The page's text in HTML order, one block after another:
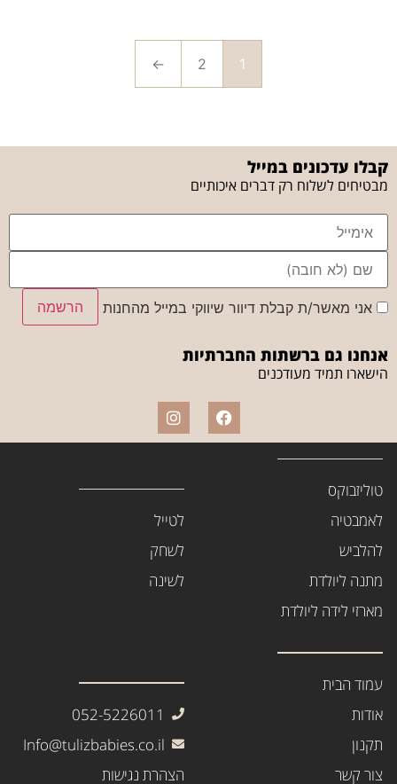
1
2
←
קבלו עדכונים במייל
מבטיחים לשלוח רק דברים איכותיים
אני מאשר/ת קבלת דיוור שיווקי במייל מהחנות הרשמה
אנחנו גם ברשתות החברתיות
הישארו תמיד מעודכנים
טוליזבוקס
לאמבטיה
להלביש
מתנה ליולדת
מארזי לידה ליולדת
לטייל
לשחק
לשינה
עמוד הבית
אודות
תקנון
צור קשר
052-5226011
Info@tulizbabies.co.il
הצהרת נגישות